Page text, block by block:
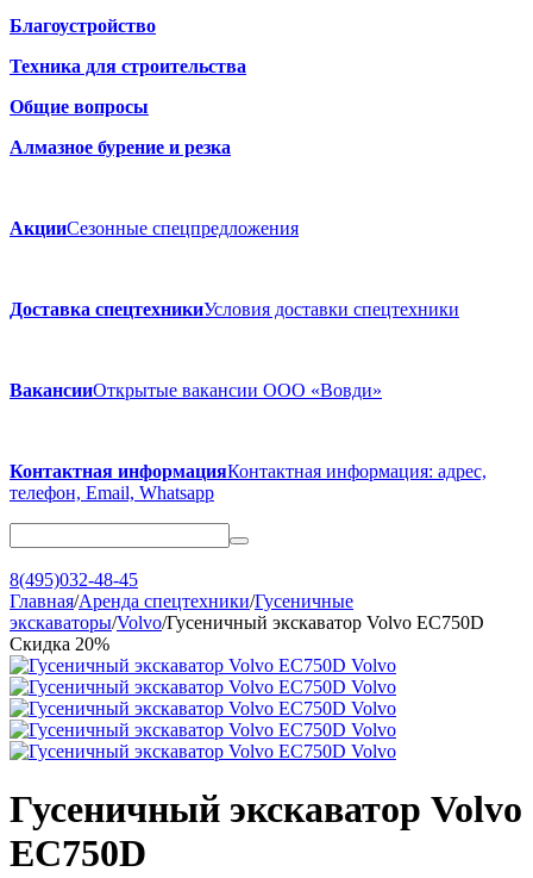
Благоустройство
Техника для строительства
Общие вопросы
Алмазное бурение и резка
АкцииСезонные спецпредложения
Доставка спецтехникиУсловия доставки спецтехники
ВакансииОткрытые вакансии ООО «Вовди»
Контактная информацияКонтактная информация: адрес,
телефон, Email, Whatsapp
8(495)032-48-45
Главная/Аренда спецтехники/Гусеничные
экскаваторы/Volvo/Гусеничный экскаватор Volvo EC750D
Скидка 20%
Гусеничный экскаватор Volvo
EC750D